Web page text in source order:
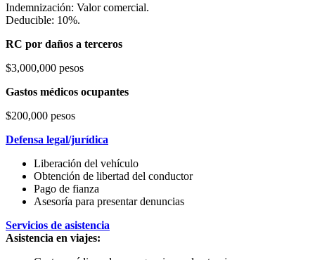
Indemnización: Valor comercial.
Deducible: 10%.
RC por daños a terceros
$3,000,000 pesos
Gastos médicos ocupantes
$200,000 pesos
Defensa legal/jurídica
Liberación del vehículo
Obtención de libertad del conductor
Pago de fianza
Asesoría para presentar denuncias
Servicios de asistencia
Asistencia en viajes: